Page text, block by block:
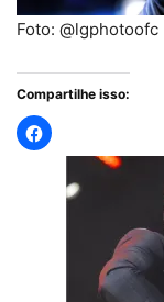
Foto: @lgphotoofc
Compartilhe isso: